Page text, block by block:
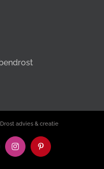
advies & creatie
InstagramPinterest